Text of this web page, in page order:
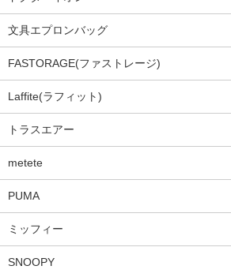
文具エプロンバッグ
FASTORAGE(ファストレージ)
Laffite(ラフィット)
トラスエアー
metete
PUMA
ミッフィー
SNOOPY